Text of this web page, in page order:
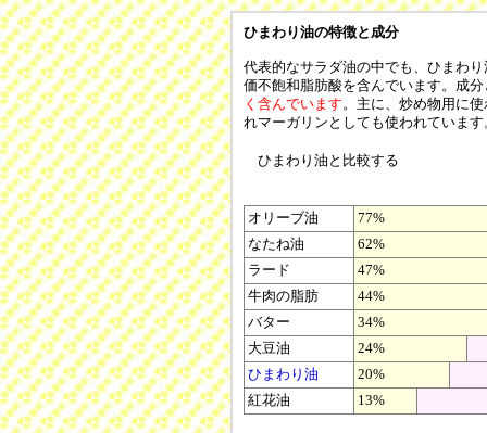
ひまわり油の特徴と成分
代表的なサラダ油の中でも、ひまわ
価不飽和脂肪酸を含んでいます。成
く含んでいます。主に、炒め物用に
れマーガリンとしても使われています
ひまわり油と比較する
オリーブ油
77%
なたね油
62%
ラード
47%
牛肉の脂肪
44%
バター
34%
大豆油
24%
ひまわり油
20%
紅花油
13%